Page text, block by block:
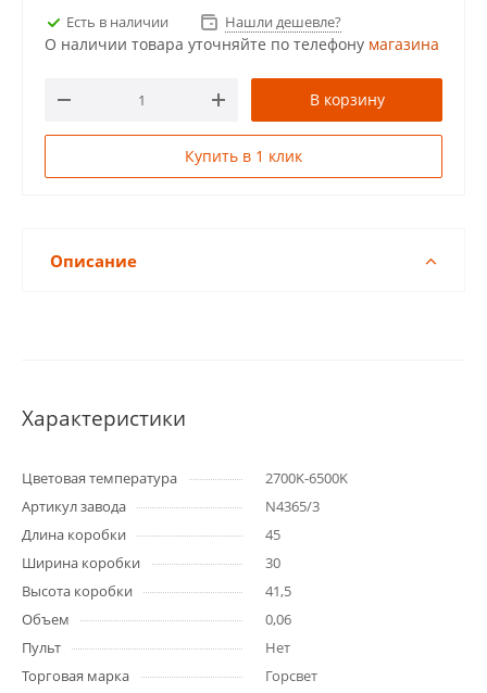
Есть в наличии Нашли дешевле?
О наличии товара уточняйте по телефону магазина
В корзину
Купить в 1 клик
Описание
Характеристики
Цветовая температура
2700K-6500K
Артикул завода
N4365/3
Длина коробки
45
Ширина коробки
30
Высота коробки
41,5
Объем
0,06
Пульт
Нет
Торговая марка
Горсвет